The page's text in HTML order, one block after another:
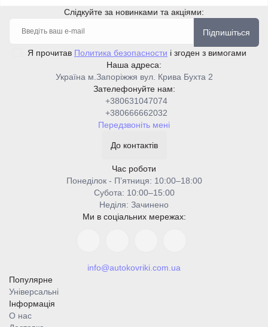
Слідкуйте за новинками та акціями:
Підпишіться
Я прочитав Политика безопасности і згоден з вимогами
Наша адреса:
Україна м.Запоріжжя вул. Крива Бухта 2
Зателефонуйте нам:
+380631047074
+380666662032
Передзвоніть мені
До контактів
Час роботи
Понеділок - Пʼятниця: 10:00–18:00
Cубота: 10:00–15:00
Неділя: Зачинено
Ми в соціальних мережах:
info@autokovriki.com.ua
Популярне
Універсальні
Інформація
О нас